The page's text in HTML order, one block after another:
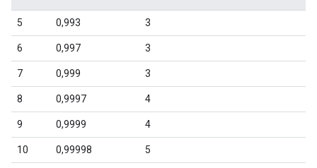
5 0,993 3
6 0,997 3
7 0,999 3
8 0,9997 4
9 0,9999 4
10 0,99998 5